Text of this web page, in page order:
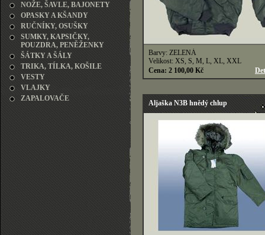
NOŽE, ŠAVLE, BAJONETY
OPASKY A KŠANDY
RUČNÍKY, OSUŠKY
SUMKY, KAPSIČKY,
POUZDRA, PENĚŽENKY
ŠÁTKY A ŠÁLY
TRIKA, TÍLKA, KOŠILE
VESTY
VLAJKY
ZAPALOVAČE
Barvy: ZELENÁ
Velikost: XS, S, M, L, XL, XXL
Cena: 2 100,00 Kč
Aljaška N3B hnědý chlup